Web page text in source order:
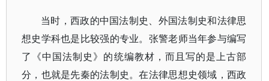
当时，西政的中国法制史、外国法制史和法律思
想史学科也是比较强的专业。张警老师当年参与编写
了
《中国法制史》 的统编教材，而且写的是上古部
分，也就是先秦的法制史。在法律思想史领域，西政